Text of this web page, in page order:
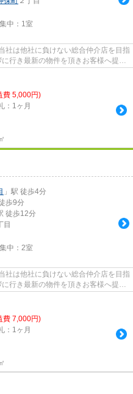
中： 1室
社は他社に負けない総合仲介店を目指
行き最新の物件を頂きお客様へ提供
費 5,000円)
：1ヶ月
」駅 徒歩4分
歩9分
徒歩12分
目
中： 2室
社は他社に負けない総合仲介店を目指
行き最新の物件を頂きお客様へ提供
費 7,000円)
：1ヶ月